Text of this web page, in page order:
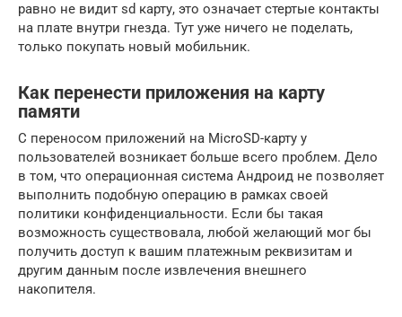
равно не видит sd карту, это означает стертые контакты
на плате внутри гнезда. Тут уже ничего не поделать,
только покупать новый мобильник.
Как перенести приложения на карту
памяти
С переносом приложений на MicroSD-карту у
пользователей возникает больше всего проблем. Дело
в том, что операционная система Андроид не позволяет
выполнить подобную операцию в рамках своей
политики конфиденциальности. Если бы такая
возможность существовала, любой желающий мог бы
получить доступ к вашим платежным реквизитам и
другим данным после извлечения внешнего
накопителя.